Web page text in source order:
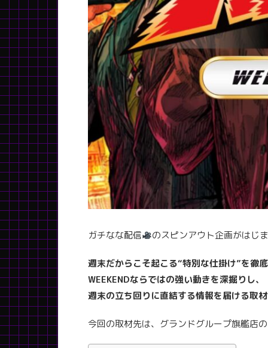
ガチなな配信 のスピンアウト企画がはじ
週末だからこそ起こる“特別な仕掛け”を徹
WEEKENDならではの強い動きを深掘りし、
週末の立ち回りに直結する情報を届ける取
今回の取材先は、グランドグループ旗艦店